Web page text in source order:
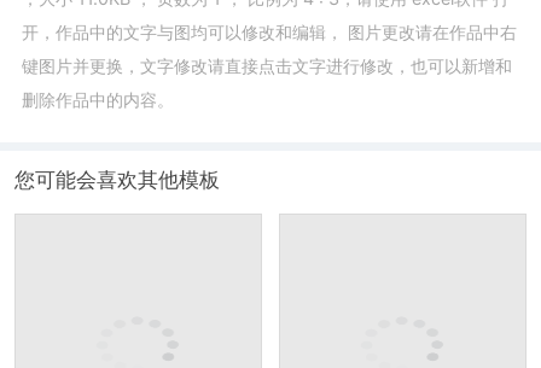
开，作品中的文字与图均可以修改和编辑， 图片更改请在作品中右
键图片并更换，文字修改请直接点击文字进行修改，也可以新增和
删除作品中的内容。
您可能会喜欢其他模板